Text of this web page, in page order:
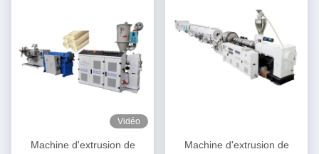
Vidéo
Machine d'extrusion de
Machine d'extrusion de